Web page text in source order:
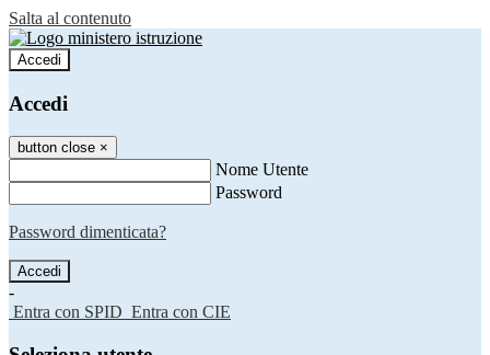
Salta al contenuto
Accedi
Accedi
button close ×
Nome Utente
Password
Password dimenticata?
-
Entra con SPID Entra con CIE